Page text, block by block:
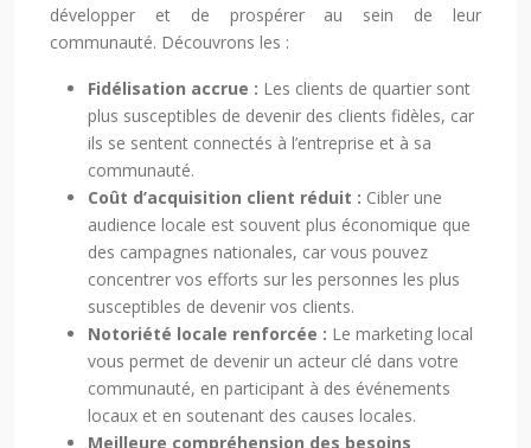
développer et de prospérer au sein de leur
communauté. Découvrons les :
Fidélisation accrue : Les clients de quartier sont
plus susceptibles de devenir des clients fidèles, car
ils se sentent connectés à l’entreprise et à sa
communauté.
Coût d’acquisition client réduit : Cibler une
audience locale est souvent plus économique que
des campagnes nationales, car vous pouvez
concentrer vos efforts sur les personnes les plus
susceptibles de devenir vos clients.
Notoriété locale renforcée : Le marketing local
vous permet de devenir un acteur clé dans votre
communauté, en participant à des événements
locaux et en soutenant des causes locales.
Meilleure compréhension des besoins